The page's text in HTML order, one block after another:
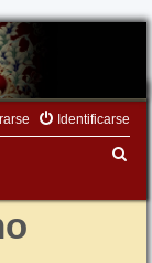
Identificarse